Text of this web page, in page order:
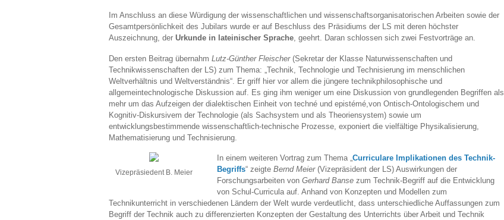
Im Anschluss an diese Würdigung der wissenschaftlichen und wissenschaftsorganisatorischen Arbeiten sowie der
Gesamtpersönlichkeit des Jubilars wurde er auf Beschluss des Präsidiums der LS mit deren höchster
Auszeichnung, der Urkunde in lateinischer Sprache, geehrt. Daran schlossen sich zwei Festvorträge an.
Den ersten Beitrag übernahm Lutz-Günther Fleischer(Sekretar der Klasse Naturwissenschaften und
Technikwissenschaften der LS) zum Thema: „Technik, Technologie und Technisierung im menschlichen
Weltverhältnis und Weltverständnis“. Er griff hier vor allem die jüngere technikphilosophische und
allgemeintechnologische Diskussion auf. Es ging ihm weniger um eine Diskussion von grundlegenden Begriffen als
mehr um das Aufzeigen der dialektischen Einheit von techné und epistémé,von Ontisch-Ontologischem und
Kognitiv-Diskursivem der Technologie (als Sachsystem und als Theoriensystem) sowie um
entwicklungsbestimmende wissenschaftlich-technische Prozesse, exponiert die vielfältige Physikalisierung,
Mathematisierung und Technisierung.
Vizepräsiedent B. Meier
In einem weiteren Vortrag zum Thema „Curriculare Implikationen des Technik-
Begriffs“ zeigte Bernd Meier(Vizepräsident der LS) Auswirkungen der
Forschungsarbeiten von Gerhard Banse zum Technik-Begriff auf die Entwicklung
von Schul-Curricula auf. Anhand von Konzepten und Modellen zum
Technikunterricht in verschiedenen Ländern der Welt wurde verdeutlicht, dass unterschiedliche Auffassungen zum
Begriff der Technik auch zu differenzierten Konzepten der Gestaltung des Unterrichts über Arbeit und Technik